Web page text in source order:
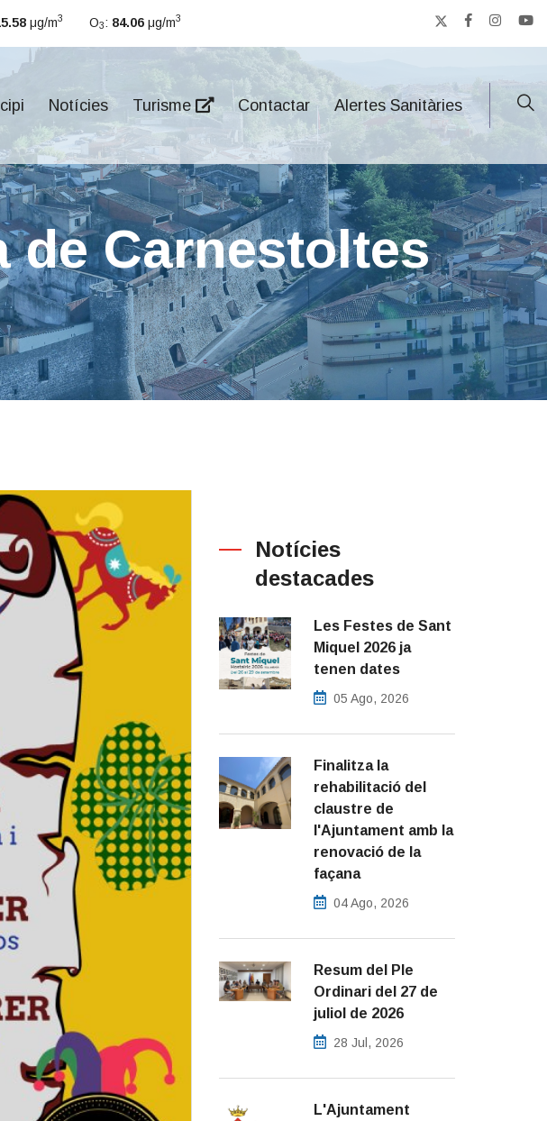
μg/m3 O3: 84.06 μg/m3
Notícies Turisme Contactar Alertes Sanitàries
de Carnestoltes
Notícies
destacades
Les Festes de Sant
Miquel 2026 ja
tenen dates
05 Ago, 2026
Finalitza la
rehabilitació del
claustre de
l'Ajuntament amb la
renovació de la
façana
04 Ago, 2026
Resum del Ple
Ordinari del 27 de
juliol de 2026
28 Jul, 2026
L'Ajuntament